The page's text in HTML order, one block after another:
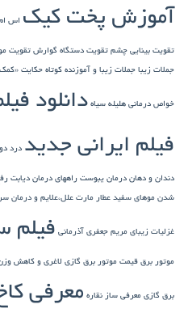
آموزش پخت کیک اس
تقویت بینایی چشم تقویت دستگاه گوارش تقویت
جملات زیبا جملات زیبا و آموزنده کوتاه حکایت
خواص درمانی هلیله سیاه دانلود
فیلم ایرانی جدید درد
دندان و دهان درمان یبوست راههای درمان دیابت
شدن موهای سفید عطار مارت علل،علایم و درمان
غزلیات زیبای مریم جعفری آذرمانی فیلم
موتور برق قیمت موتور برق گازی لاغری و کاهش
برق گازی معرفی ساز نقاره معرفی